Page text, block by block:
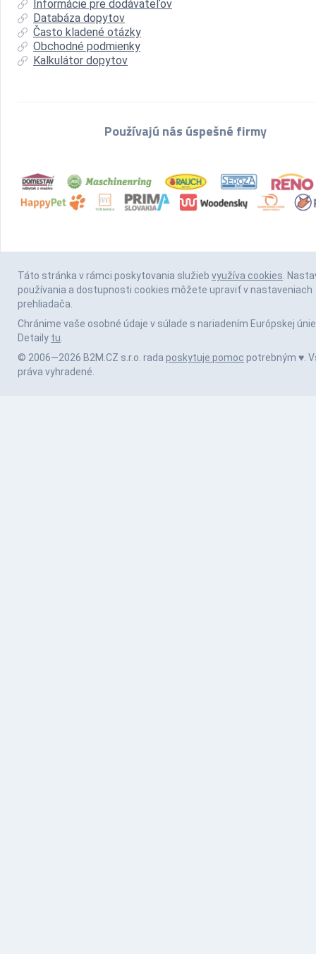
Informácie pre dodávateľov
Databáza dopytov
Často kladené otázky
Obchodné podmienky
Kalkulátor dopytov
Používajú nás úspešné firmy
Táto stránka v rámci poskytovania služieb využíva cookies.
používania a dostupnosti cookies môžete upraviť v nastaveniach
prehliadača.
Chránime vaše osobné údaje v súlade s nariadením Európskej únie
Detaily tu.
© 2006—2026 B2M.CZ s.r.o. rada poskytuje pomoc potrebným ♥️.
práva vyhradené.